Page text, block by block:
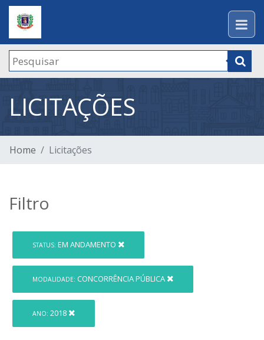
LICITAÇÕES
Home Licitações
Filtro
STATUS: EM ANDAMENTO
MODALIDADE: CONCORRÊNCIA PÚBLICA
ANO: 2018